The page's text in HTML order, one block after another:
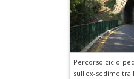
Percorso ciclo-
sull'ex-sedime tra